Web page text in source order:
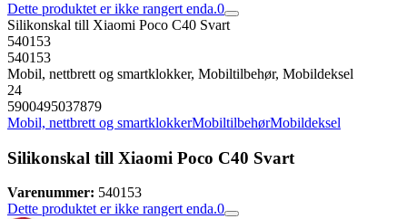
Dette produktet er ikke rangert enda.0
Silikonskal till Xiaomi Poco C40 Svart
540153
540153
Mobil, nettbrett og smartklokker, Mobiltilbehør, Mobildeksel
24
5900495037879
Mobil, nettbrett og smartklokkerMobiltilbehørMobildeksel
Silikonskal till Xiaomi Poco C40 Svart
Varenummer: 540153
Dette produktet er ikke rangert enda.0